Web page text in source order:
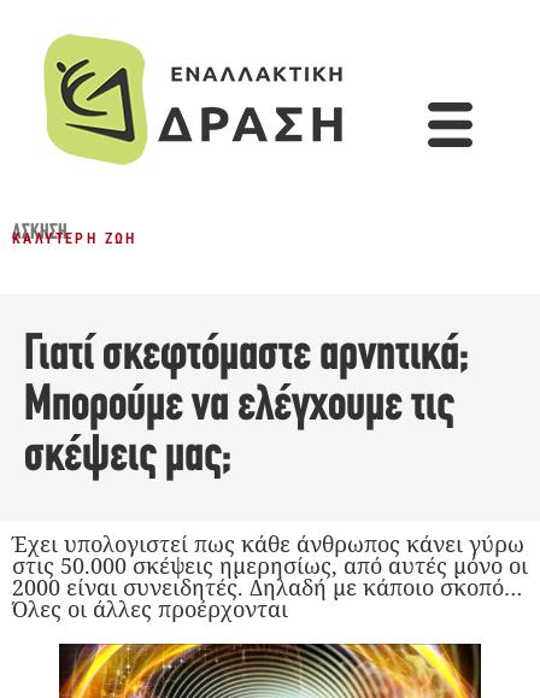
ΆΣΚΗΣΗ
ΚΑΛΎΤΕΡΗ ΖΩΉ
Γιατί σκεφτόμαστε αρνητικά;
Μπορούμε να ελέγχουμε τις
σκέψεις μας;
Έχει υπολογιστεί πως κάθε άνθρωπος κάνει γύρω
στις 50.000 σκέψεις ημερησίως, από αυτές μόνο οι
2000 είναι συνειδητές. Δηλαδή με κάποιο σκοπό…
Όλες οι άλλες προέρχονται